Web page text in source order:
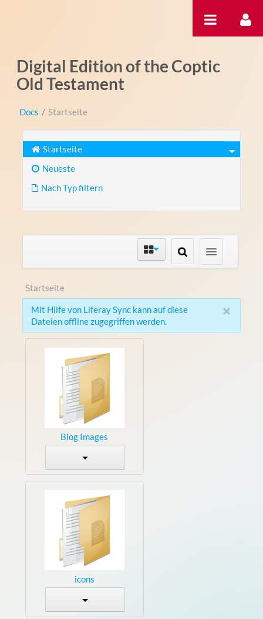
Digital Edition of the Coptic
Old Testament
Docs / Startseite
Startseite
Neueste
Nach Typ filtern
Startseite
×
Mit Hilfe von Liferay Sync kann auf diese
Dateien offline zugegriffen werden.
Blog Images
icons